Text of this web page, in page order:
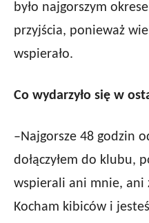
było najgorszym
przyjścia, ponieważ
wspierało.
Co wydarzyło się w
–Najgorsze 48 godzin
dołączyłem do klubu,
wspierali ani mnie, ani
Kocham kibiców i